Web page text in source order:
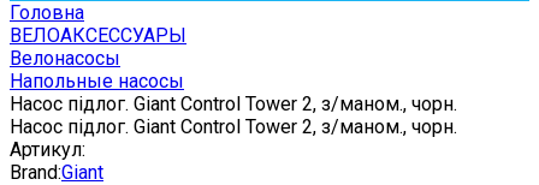
Головна
ВЕЛОАКСЕССУАРЫ
Велонасосы
Напольные насосы
Насос підлог. Giant Control Tower 2, з/маном., чорн.
Насос підлог. Giant Control Tower 2, з/маном., чорн.
Артикул:
Brand:Giant